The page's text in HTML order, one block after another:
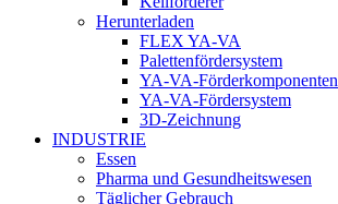
Herunterladen
FLEX YA-VA
Palettenfördersystem
YA-VA-Förderkomponenten
YA-VA-Fördersystem
3D-Zeichnung
INDUSTRIE
Essen
Pharma und Gesundheitswesen
Täglicher Gebrauch